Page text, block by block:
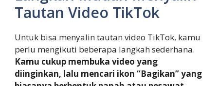
Tautan Video TikTok
Untuk bisa menyalin tautan video TikTok, kamu
perlu mengikuti beberapa langkah sederhana.
Kamu cukup membuka video yang
diinginkan, lalu mencari ikon “Bagikan” yang